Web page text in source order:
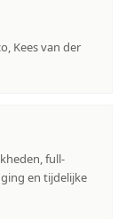
Kees van der
full-
en tijdelijke